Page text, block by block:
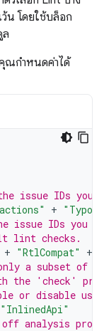
ว้น โดยใช้บล็อก
ล
ณกำหนดค่าได้
issue IDs you
+
issue IDs you
lint checks.
+ "RtlCompat" +
a subset of
'check'
or disable
"InlinedApi"
analysis